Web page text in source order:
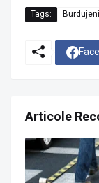
Tags: Burdujeni
Articole